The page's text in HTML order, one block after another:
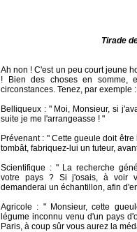
Tirade
Ah non ! C'est un peu court jeune
! Bien des choses en somme,
circonstances. Tenez, par exemple :
Belliqueux : " Moi, Monsieur, si
suite je me l'arrangeasse ! "
Prévenant : " Cette gueule doit
tombât, fabriquez-lui un tuteur,
Scientifique : " La recherche
votre pays ? Si j'osais, à voir
demanderai un échantillon, afin
Agricole : " Monsieur, cette
légume inconnu venu d'un pays
Paris, à coup sûr vous aurez la